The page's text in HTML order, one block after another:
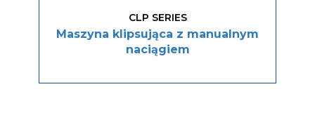
CLP SERIES
Maszyna klipsująca z manualnym
naciągiem